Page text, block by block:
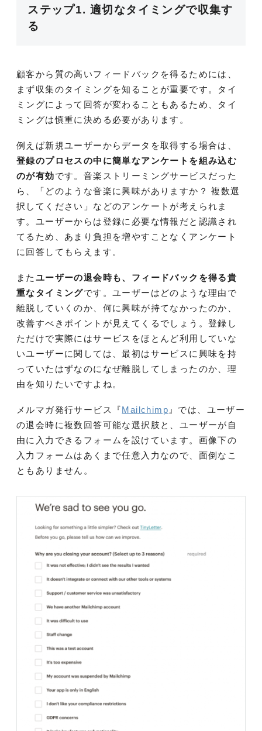
ステップ1. 適切なタイミングで収集す
る
顧客から質の高いフィードバックを得るためには、
まず収集のタイミングを知ることが重要です。タイ
ミングによって回答が変わることもあるため、タイ
ミングは慎重に決める必要があります。
例えば新規ユーザーからデータを取得する場合は、
登録のプロセスの中に簡単なアンケートを組み込む
のが有効です。音楽ストリーミングサービスだった
ら、「どのような音楽に興味がありますか？ 複数選
択してください」などのアンケートが考えられま
す。ユーザーからは登録に必要な情報だと認識され
てるため、あまり負担を増やすことなくアンケート
に回答してもらえます。
また ユーザーの退会時も、フィードバックを得る貴
重なタイミングです。ユーザーはどのような理由で
離脱していくのか、何に興味が持てなかったのか、
改善すべきポイントが見えてくるでしょう。 登録し
ただけで実際にはサービスをほとんど利用していな
いユーザーに関しては、最初はサービスに興味を持
っていたはずなのになぜ離脱してしまったのか、理
由を知りたいですよね。
メルマガ発行サービス『Mailchimp 』では、ユーザー
の退会時に複数回答可能な選択肢と、ユーザーが自
由に入力できるフォームを設けています。画像下の
入力フォームはあくまで任意入力なので、面倒なこ
ともありません。